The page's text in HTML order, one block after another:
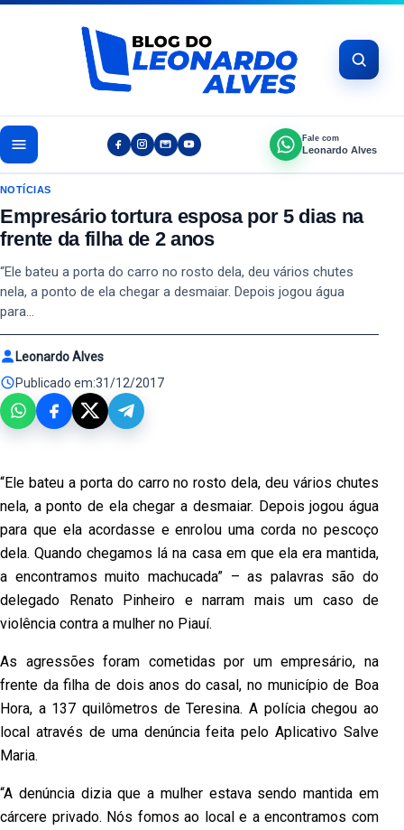
Pular para o conteúdo
Fale com
Leonardo Alves
NOTÍCIAS
Empresário tortura esposa por 5 dias na
frente da filha de 2 anos
“Ele bateu a porta do carro no rosto dela, deu vários chutes
nela, a ponto de ela chegar a desmaiar. Depois jogou água
para…
Leonardo Alves
Publicado em:31/12/2017
“Ele bateu a porta do carro no rosto dela, deu vários chutes
nela, a ponto de ela chegar a desmaiar. Depois jogou água
para que ela acordasse e enrolou uma corda no pescoço
dela. Quando chegamos lá na casa em que ela era mantida,
a encontramos muito machucada” – as palavras são do
delegado Renato Pinheiro e narram mais um caso de
violência contra a mulher no Piauí.
As agressões foram cometidas por um empresário, na
frente da filha de dois anos do casal, no município de Boa
Hora, a 137 quilômetros de Teresina. A polícia chegou ao
local através de uma denúncia feita pelo Aplicativo Salve
Maria.
“A denúncia dizia que a mulher estava sendo mantida em
cárcere privado. Nós fomos ao local e a encontramos com